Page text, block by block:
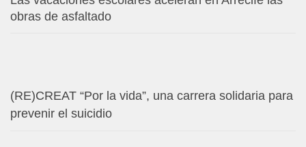
obras de asfaltado
(RE)CREAT “Por la vida”, una carrera solidaria para
prevenir el suicidio